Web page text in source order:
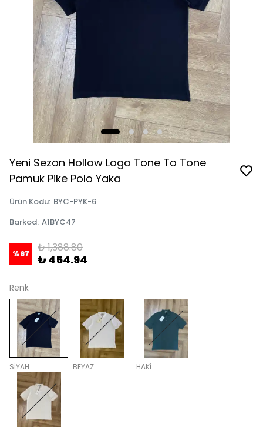
Yeni Sezon Hollow Logo Tone To Tone
Pamuk Pike Polo Yaka
Ürün Kodu: BYC-PYK-6
Barkod: A1BYC47
%67 ₺ 1,388.80
₺ 454.94
Renk
SİYAH BEYAZ HAKİ